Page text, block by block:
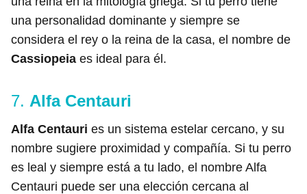
una personalidad dominante y siempre se
considera el rey o la reina de la casa, el nombre de
Cassiopeia es ideal para él.
7. Alfa Centauri
Alfa Centauri es un sistema estelar cercano, y su
nombre sugiere proximidad y compañía. Si tu perro
es leal y siempre está a tu lado, el nombre Alfa
Centauri puede ser una elección cercana al